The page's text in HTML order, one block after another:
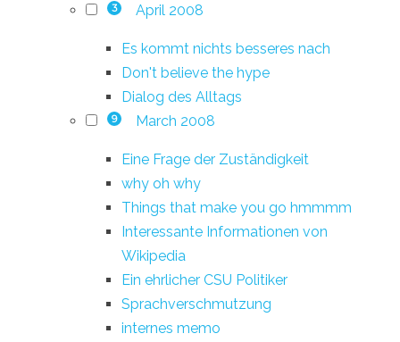
3 April 2008
Es kommt nichts besseres nach
Don't believe the hype
Dialog des Alltags
9 March 2008
Eine Frage der Zuständigkeit
why oh why
Things that make you go hmmmm
Interessante Informationen von
Wikipedia
Ein ehrlicher CSU Politiker
Sprachverschmutzung
internes memo